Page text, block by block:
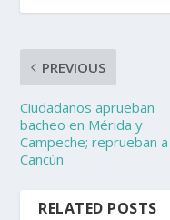
PREVIOUS
Ciudadanos aprueban
bacheo en Mérida y
Campeche; reprueban a
Cancún
RELATED POSTS